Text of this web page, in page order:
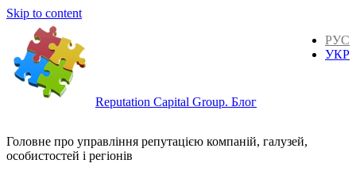
Skip to content
Reputation Capital Group. Блог
РУС
УКР
Головне про управління репутацією компаній, галузей,
особистостей і регіонів